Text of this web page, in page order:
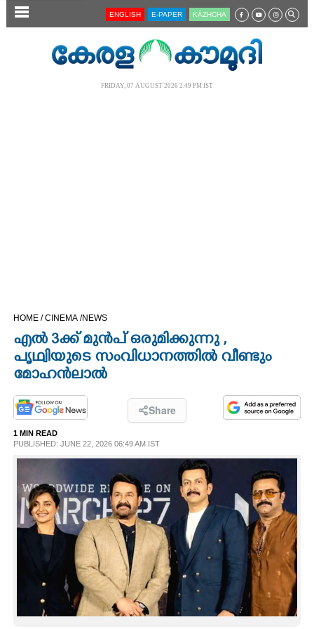
SECTIONS
OPINION
PHOTOS
LIFESTYLE
SPIRITUAL
INFO+
ASTRO
ENGLISH E-PAPER KĀZHCHA
FRIDAY, 07 AUGUST 2026 2.49 PM IST
HOME /CINEMA /NEWS
എൽ 3ക്ക് ​മു​ൻ​പ് ഒ​രു​മി​ക്കു​ന്നു ,
പൃഥ്വിയുടെ സംവിധാനത്തിൽ വീണ്ടും
മോഹൻലാൽ
Share
1 MIN READ
PUBLISHED: JUNE 22, 2026 06:49 AM IST